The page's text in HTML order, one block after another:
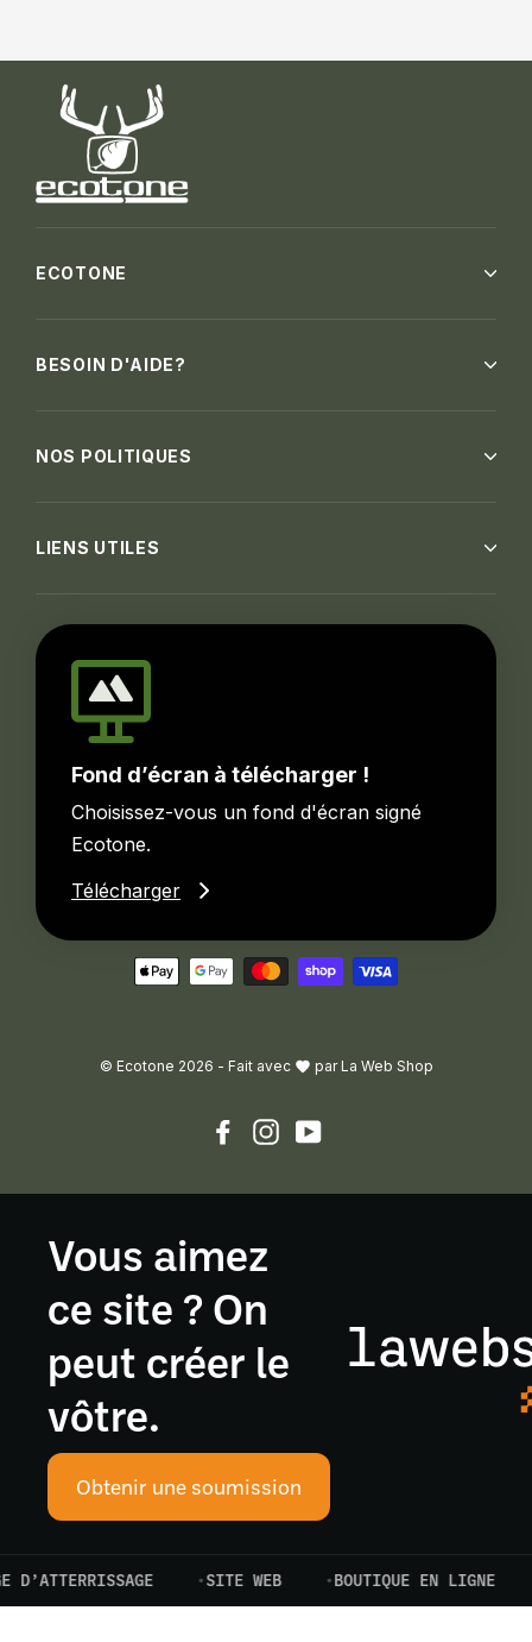
ECOTONE
BESOIN D'AIDE?
NOS POLITIQUES
LIENS UTILES
Fond d’écran à télécharger !
Choisissez-vous un fond d'écran signé
Ecotone.
Télécharger
© Ecotone 2026 - Fait avec parLa Web Shop
FacebookInstagram
Vous aimez
ce site ? On
peut créer le
vôtre.
Obtenir une soumission
SITE WEB BOUTIQUE EN LIGNE